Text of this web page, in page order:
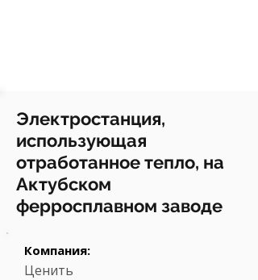
Электростанция,
использующая
отработанное тепло, на
Актубском
ферросплавном заводе
Компания:
Ценить